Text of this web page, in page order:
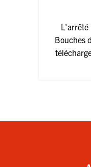
L'arrêté
Bouches